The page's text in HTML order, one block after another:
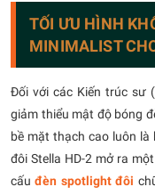
TỐI ƯU HÌNH
MINIMALIST
Đối với các Kiến trúc sư
giảm thiểu mật độ bóng
bề mặt thạch cao luôn là
đôi Stella HD-2 mở ra
cấuđèn spotlight đôi